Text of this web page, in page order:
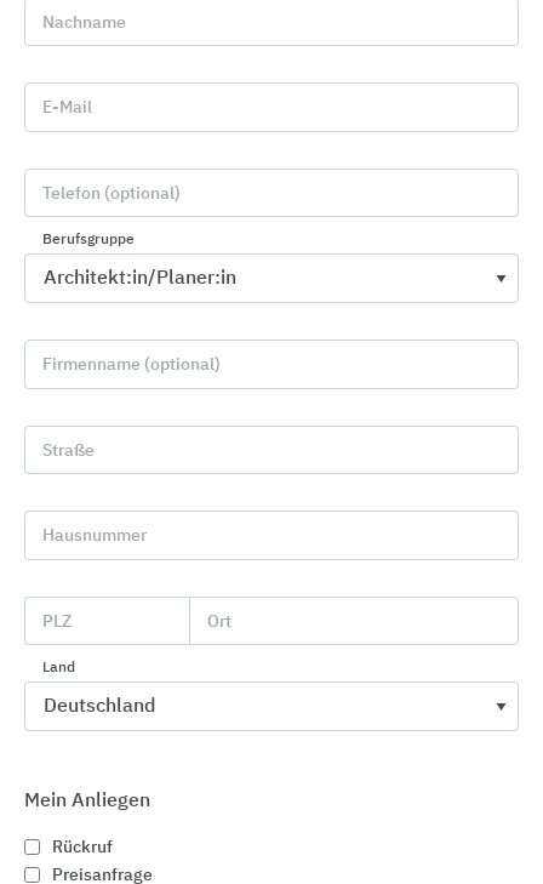
CWS Hygiene Deutschland
Nachname
E-Mail
Telefon (optional)
Berufsgruppe
Firmenname (optional)
Straße
Hausnummer
PLZ Ort
Land
Mein Anliegen
Rückruf
Preisanfrage